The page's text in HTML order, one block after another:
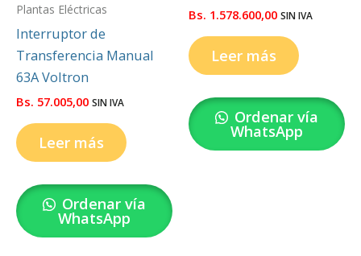
Plantas Eléctricas
Interruptor de
Transferencia Manual
63A Voltron
Bs. 57.005,00 SIN IVA
Leer más
Ordenar vía
WhatsApp
Bs. 1.578.600,00 SIN IVA
Leer más
Ordenar vía
WhatsApp